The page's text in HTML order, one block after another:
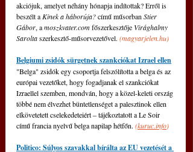
akciójuk, amelyet néhány hónapja indítottak? Erről is
beszélt a Kinek a háborúja? című műsorban Stier
Gábor, a moszkvater.comfőszerkesztője Virághalmy
Sarolta szerkesztő-műsorvezetővel. (magyarjelen.hu)
Belgiumi zsidók sürgetnek szankciókat Izrael ellen
"Belga" zsidók egy csoportja felszólította a belga és az
európai vezetőket, hogy fogadjanak el szankciókat
Izraellel szemben, mondván, hogy a közel-keleti ország
többé nem élvezhet büntetlenséget a palesztinok ellen
elkövetetett cselekedeteiért ‒ tájékoztatott a Le Soir
című francia nyelvű belga napilap hétfőn. (kuruc.info)
Politico: Súlyos szavakkal bírálta az EU vezetését a